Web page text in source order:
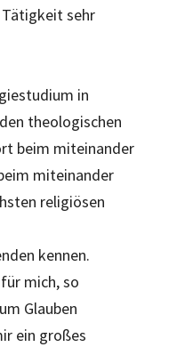
sehr
in
theologischen
beim miteinander
miteinander
religiösen
kennen.
mich, so
Glauben
ein großes